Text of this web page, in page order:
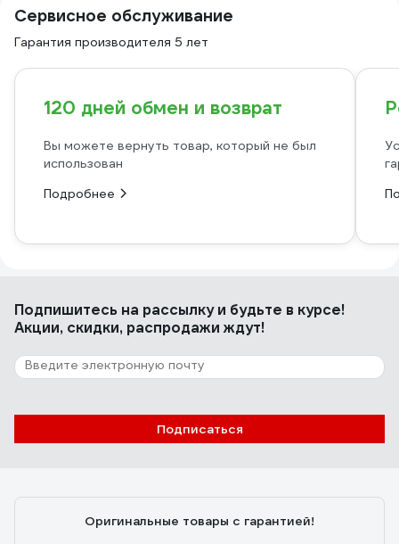
Сервисное обслуживание
Гарантия производителя 5 лет
120 дней обмен и возврат
Вы можете вернуть товар, который не был
использован
Подробнее
Подпишитесь на рассылкуи будьте в курсе!
Акции, скидки, распродажи ждут!
Подписаться
Оригинальные товары с гарантией!